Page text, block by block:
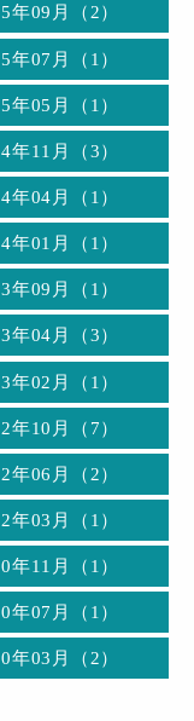
年09月（2）
年07月（1）
年05月（1）
年11月（3）
年04月（1）
年01月（1）
年09月（1）
年04月（3）
年02月（1）
年10月（7）
年06月（2）
年03月（1）
年11月（1）
年07月（1）
年03月（2）